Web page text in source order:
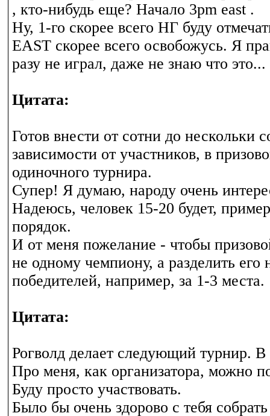
, кто-нибудь еще? Начало 3pm east .
Ну, 1-го скорее всего НГ буду
EAST скорее всего освобожусь. Я
разу не играл, даже не знаю что это...
Цитата:
Готов внести от сотни до нескольки
зависимости от участников, в
одиночного турнира.
Супер! Я думаю, народу очень
Надеюсь, человек 15-20 будет,
порядок.
И от меня пожелание - чтобы
не одному чемпиону, а разделить его
победителей, например, за 1-3 места.
Цитата:
Рогволд делает следующий турнир. В
Про меня, как организатора, можно
Буду просто участвовать.
Было бы очень здорово с тебя